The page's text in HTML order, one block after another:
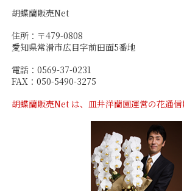
胡蝶蘭販売Net
住所：〒479-0808
愛知県常滑市広目字前田面5番地
電話：0569-37-0231
FAX：050-5490-3275
胡蝶蘭販売Net は、皿井洋蘭園運営の花通信